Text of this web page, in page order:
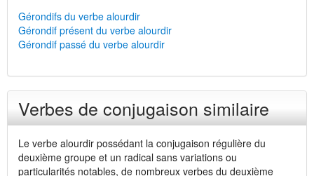
Gérondifs du verbe alourdir
Gérondif présent du verbe alourdir
Gérondif passé du verbe alourdir
Verbes de conjugaison similaire
Le verbe alourdir possédant la conjugaison régulière du
deuxième groupe et un radical sans variations ou
particularités notables, de nombreux verbes du deuxième